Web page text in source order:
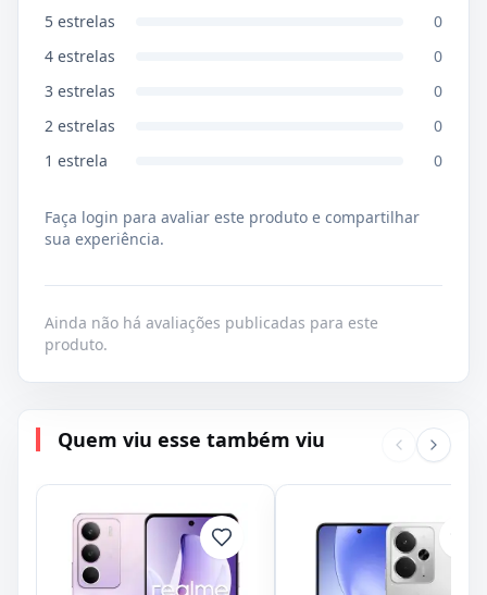
5 estrelas
0
4 estrelas
0
3 estrelas
0
2 estrelas
0
1 estrela 0
Faça login para avaliar este produto e compartilhar
sua experiência.
Ainda não há avaliações publicadas para este
produto.
Quem viu esse também viu